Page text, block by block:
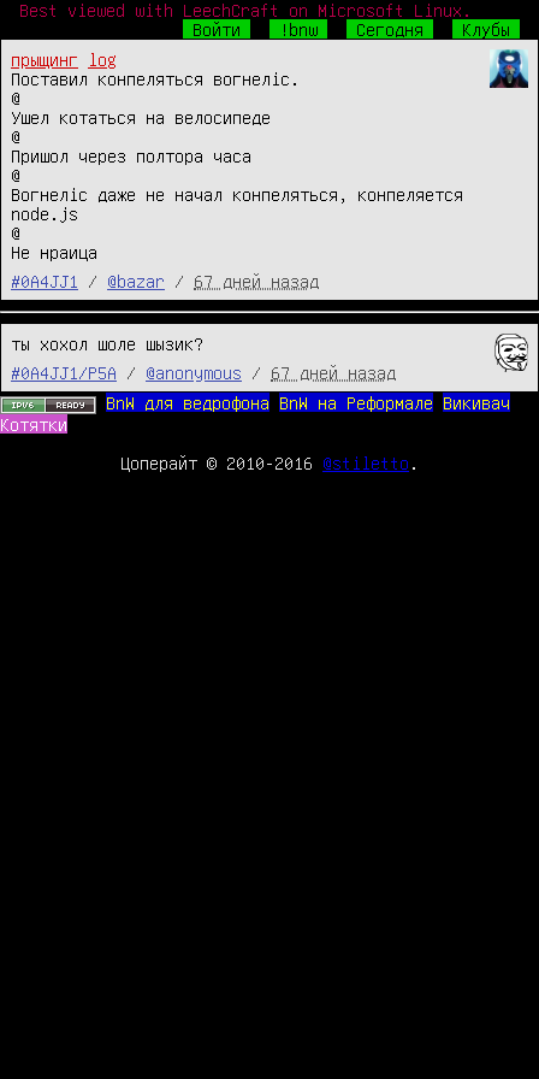
Best viewed with LeechCraft on Microsoft Linux.
Войти
!bnw Сегодня
Клубы
прыщинг
log
Поставил конпеляться вогнелiс.
@
Ушел котаться на велосипеде
@
Пришол через полтора часа
@
Вогнелiс даже не начал конпеляться, конпеляется
node.js
@
Не нраица
#0A4JJ1
/ @bazar / 67 дней назад
ты хохол шоле шызик?
#0A4JJ1/P5A
/ @anonymous / 67 дней назад
BnW для ведрофона
BnW на Реформале
Викивач
Котятки
Цоперайт © 2010-2016 @stiletto